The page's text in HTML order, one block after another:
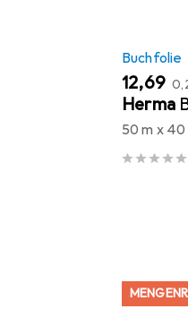
Buchfolie
EUR
12,69
Herma
50 m x 40